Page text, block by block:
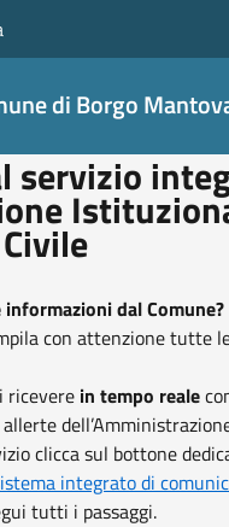
di Borgo
servizio
dal Comune?
con attenzione tutte
ricevere in tempo reale
clicca sul bottone
integrato di
tutti i passaggi.